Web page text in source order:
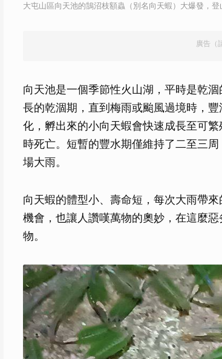
大屯山區向天池的鵠沼枝額蟲（別名向天蝦）大爆發，
廣告（
向天池是一個季節性火山湖，平時是乾
長的乾涸期，直到梅雨或颱風過境時，
化，孵出來的小向天蝦會快速成長至可
時死亡。短暫的豐水期僅維持了二至三
場大雨。
向天蝦的體型小、壽命短，每次大雨帶
機會，也讓人讚嘆萬物的奧妙，在這麼
物。